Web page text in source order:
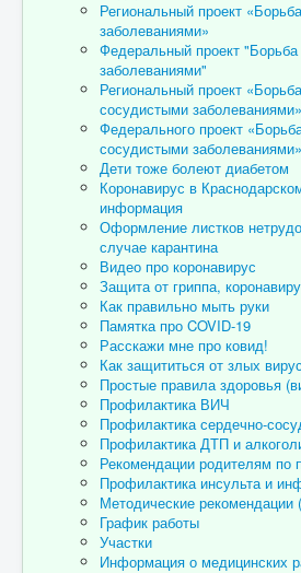
Региональный проект
заболеваниями»
Федеральный проект "Борьба
заболеваниями"
Региональный проект
сосудистыми заболеваниями»
Федерального проект
сосудистыми заболеваниями»
Дети тоже болеют диабетом
Коронавирус в
информация
Оформление листков
случае карантина
Видео про коронавирус
Защита от гриппа,
Как правильно мыть руки
Памятка про COVID-19
Расскажи мне про ковид!
Как защититься от злых
Простые правила здоровья
Профилактика ВИЧ
Профилактика сердечно-
Профилактика ДТП и
Рекомендации родителям по
Профилактика инсульта и
Методические рекомендации
График работы
Участки
Информация о медицинских